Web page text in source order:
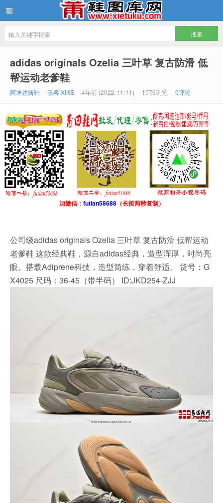
adidas originals Ozelia 三叶草 复古防滑 低
帮运动老爹鞋
阿迪达斯鞋 溪客 XIKE 4年前 (2022-11-11) 1579浏览 0评论
加微信： futian58688（长按两秒复制）
公司级adidas originals Ozelia 三叶草 复古防滑 低帮运动
老爹鞋 这款经典鞋，源自adidas经典，造型浑厚，时尚亮
眼。搭载Adiprene科技，造型简练，穿着舒适。 货号：G
X4025 尺码：36-45（带半码） ID:JKD254-ZJJ